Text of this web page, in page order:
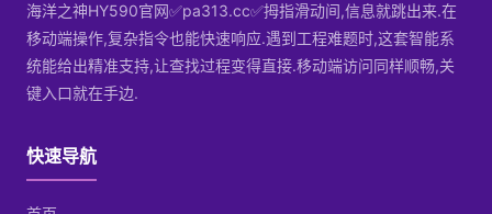
海洋之神HY590官网✅pa313.cc✅拇指滑动间,信息就跳出来.在
移动端操作,复杂指令也能快速响应.遇到工程难题时,这套智能系
统能给出精准支持,让查找过程变得直接.移动端访问同样顺畅,关
键入口就在手边.
快速导航